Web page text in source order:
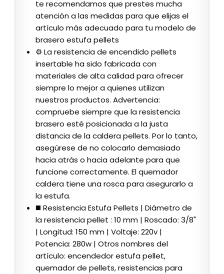
te recomendamos que prestes mucha
atención a las medidas para que elijas el
artículo más adecuado para tu modelo de
brasero estufa pellets
⚙️ La resistencia de encendido pellets
insertable ha sido fabricada con
materiales de alta calidad para ofrecer
siempre lo mejor a quienes utilizan
nuestros productos. Advertencia:
compruebe siempre que la resistencia
brasero esté posicionada a la justa
distancia de la caldera pellets. Por lo tanto,
asegúrese de no colocarlo demasiado
hacia atrás o hacia adelante para que
funcione correctamente. El quemador
caldera tiene una rosca para asegurarlo a
la estufa.
◼️ Resistencia Estufa Pellets | Diámetro de
la resistencia pellet : 10 mm | Roscado: 3/8"
| Longitud: 150 mm | Voltaje: 220v |
Potencia: 280w | Otros nombres del
artículo: encendedor estufa pellet,
quemador de pellets, resistencias para